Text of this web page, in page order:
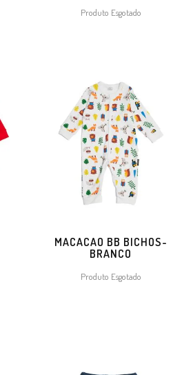
Produto Esgotado
MACACAO BB BICHOS-
BRANCO
Produto Esgotado